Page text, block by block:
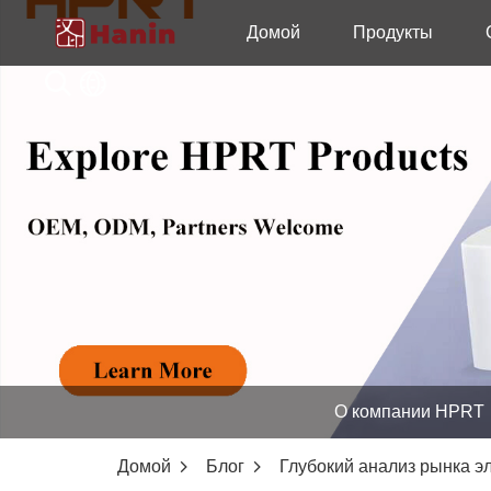
Домой Продукты
О компании HPRT
Домой Блог Глубокий анализ рынка